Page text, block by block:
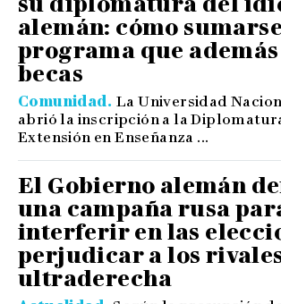
alemán: cómo
programa que
becas
Comunidad La Universidad
abrió la inscripción a la
Extensión en Enseñanza ...
El Gobierno alemán
una campaña rusa
interferir en las
perjudicar a los
ultraderecha